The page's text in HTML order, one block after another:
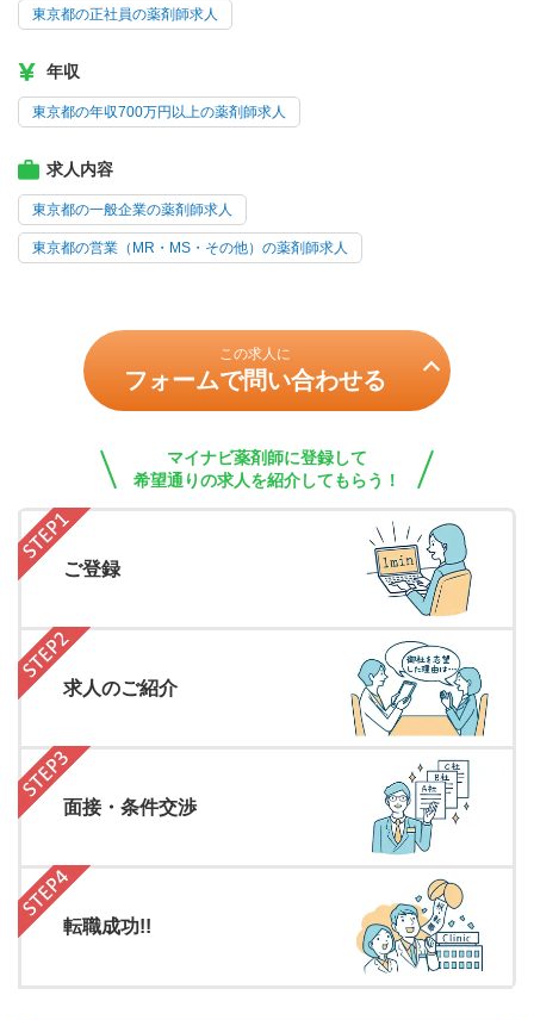
東京都の正社員の薬剤師求人
年収
東京都の年収700万円以上の薬剤師求人
求人内容
東京都の一般企業の薬剤師求人
東京都の営業（MR・MS・その他）の薬剤師求人
この求人に
フォームで問い合わせる
マイナビ薬剤師に登録して
希望通りの求人を紹介してもらう！
ご登録
求人のご紹介
面接・条件交渉
転職成功!!